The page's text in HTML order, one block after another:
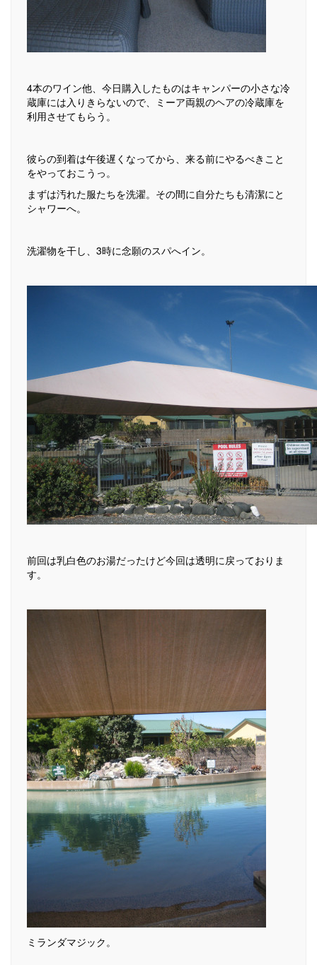
4本のワイン他、今日購入したものはキャンパーの小さな冷
蔵庫には入りきらないので、ミーア両親のヘアの冷蔵庫を
利用させてもらう。
彼らの到着は午後遅くなってから、来る前にやるべきこと
をやっておこうっ。
まずは汚れた服たちを洗濯。その間に自分たちも清潔にと
シャワーへ。
洗濯物を干し、3時に念願のスパへイン。
前回は乳白色のお湯だったけど今回は透明に戻っておりま
す。
ミランダマジック。